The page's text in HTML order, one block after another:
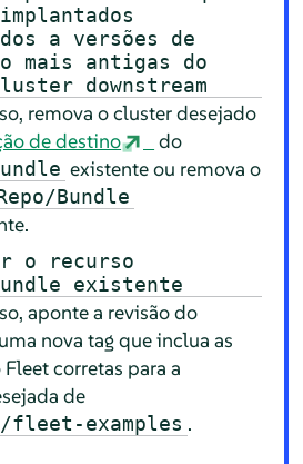
a versões de
mais antigas do
downstream
remova o cluster desejado
de destino do
existente ou remova o
Bundle
o recurso
existente
aponte a revisão do
nova tag que inclua as
corretas para a
de
fleet-examples .